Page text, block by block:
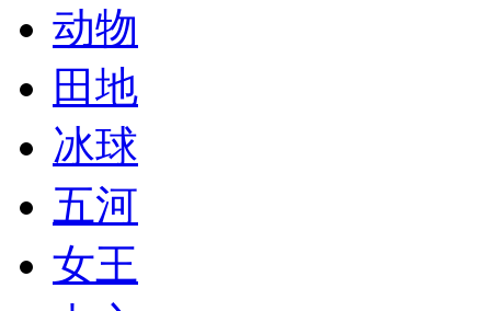
动物
田地
冰球
五河
女王